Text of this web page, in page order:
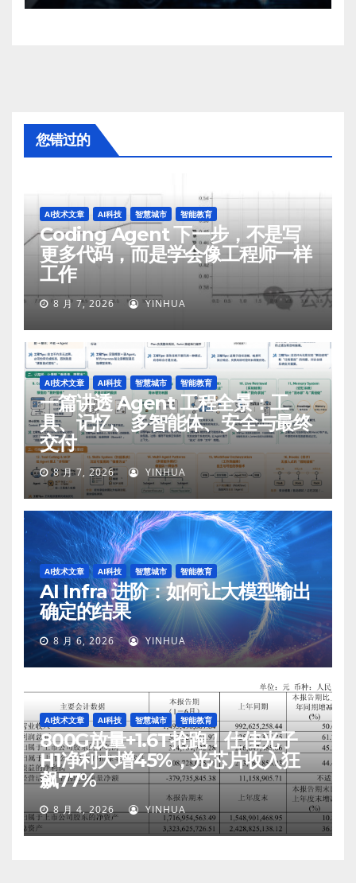
您错过的
AI技术文章 AI科技 智慧城市 智能教育
Coding Agent 下一步，不是写
更多代码，而是学会像工程师一样
工作
8 月 7, 2026 YINHUA
AI技术文章 AI科技 智慧城市 智能教育
一篇讲透 Agent 工程全景：工
具、记忆、多智能体、安全与最终
交付
8 月 7, 2026 YINHUA
AI技术文章 AI科技 智慧城市 智能教育
AI Infra 进阶：如何让大模型输出
确定的结果
8 月 6, 2026 YINHUA
AI技术文章 AI科技 智慧城市 智能教育
800G放量+1.6T抢跑！仕佳光子
H1净利大增45%，光芯片收入狂
飙77%
8 月 4, 2026 YINHUA